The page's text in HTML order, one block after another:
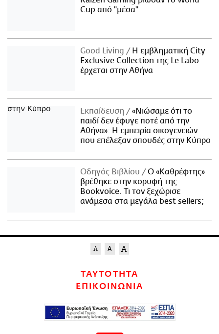
Cup από "μέσα"
Good Living
Η εμβληματική City
Exclusive Collection της Le Labo
έρχεται στην Αθήνα
Εκπαίδευση
«Νιώσαμε ότι το
παιδί δεν έφυγε ποτέ από την
Αθήνα»: Η εμπειρία οικογενειών
που επέλεξαν σπουδές στην Κύπρο
Οδηγός Βιβλίου
Ο «Καθρέφτης»
βρέθηκε στην κορυφή της
Bookvoice. Τι τον ξεχώρισε
ανάμεσα στα μεγάλα best sellers;
ΤΑΥΤΟΤΗΤΑ
ΕΠΙΚΟΙΝΩΝΙΑ